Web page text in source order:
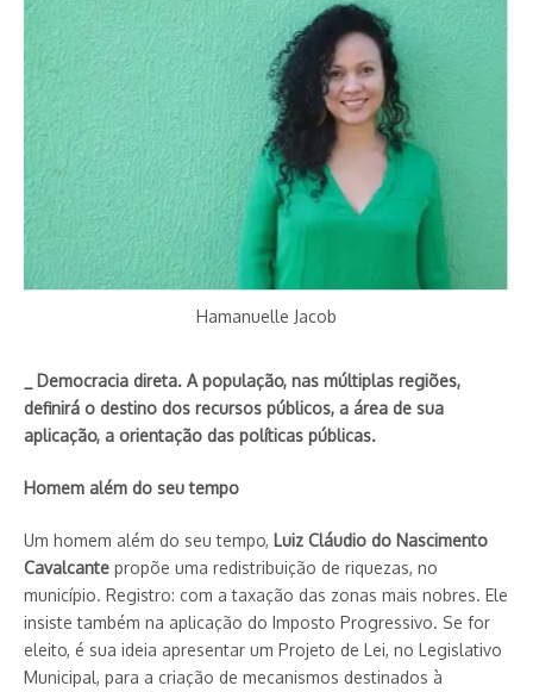
Hamanuelle Jacob
_ Democracia direta. A população, nas múltiplas regiões,
definirá o destino dos recursos públicos, a área de sua
aplicação, a orientação das políticas públicas.
Homem além do seu tempo
Um homem além do seu tempo, Luiz Cláudio do Nas­cimento
Cavalcante propõe uma redistribuição de riquezas, no
município. Registro: com a taxação das zonas mais nobres. Ele
insiste também na aplicação do Imposto Progressivo. Se for
eleito, é sua ideia apresentar um Projeto de Lei, no Legislativo
Municipal, para a criação de mecanismos destinados à